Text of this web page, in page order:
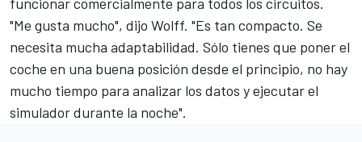
"Me gusta mucho", dijo Wolff. "Es tan compacto. Se
necesita mucha adaptabilidad. Sólo tienes que poner el
coche en una buena posición desde el principio, no hay
mucho tiempo para analizar los datos y ejecutar el
simulador durante la noche".